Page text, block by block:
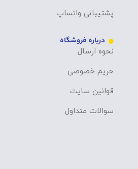
پشتیبانی واتساپ
درباره فروشگاه
نحوه ارسال
حریم خصوصی
قوانین سایت
سوالات متداول